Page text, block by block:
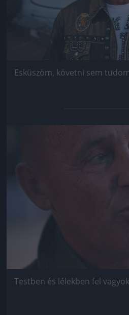
Esküszöm, követni sem
Jön még
Testben és lélekben fel